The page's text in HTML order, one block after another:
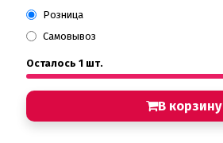
Розница
Самовывоз
Осталось 1 шт.
В корзину